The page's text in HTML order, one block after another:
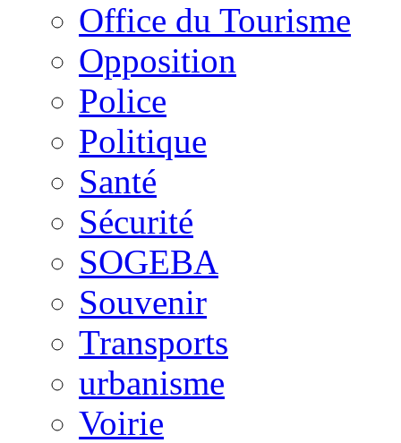
Office du Tourisme
Opposition
Police
Politique
Santé
Sécurité
SOGEBA
Souvenir
Transports
urbanisme
Voirie